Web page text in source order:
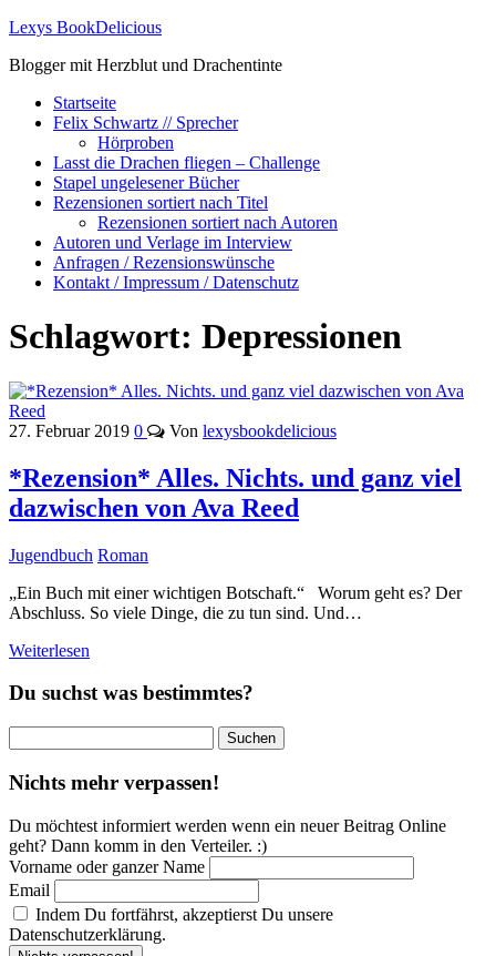
Lexys BookDelicious
Blogger mit Herzblut und Drachentinte
Startseite
Felix Schwartz // Sprecher
Hörproben
Lasst die Drachen fliegen – Challenge
Stapel ungelesener Bücher
Rezensionen sortiert nach Titel
Rezensionen sortiert nach Autoren
Autoren und Verlage im Interview
Anfragen / Rezensionswünsche
Kontakt / Impressum / Datenschutz
Schlagwort: Depressionen
27. Februar 2019 0 Von lexysbookdelicious
*Rezension* Alles. Nichts. und ganz viel
dazwischen von Ava Reed
Jugendbuch Roman
„Ein Buch mit einer wichtigen Botschaft.“ Worum geht es? Der
Abschluss. So viele Dinge, die zu tun sind. Und…
Weiterlesen
Du suchst was bestimmtes?
nach:
Nichts mehr verpassen!
Du möchtest informiert werden wenn ein neuer Beitrag Online
geht? Dann komm in den Verteiler. :)
Vorname oder ganzer Name
Email
Indem Du fortfährst, akzeptierst Du unsere
Datenschutzerklärung.